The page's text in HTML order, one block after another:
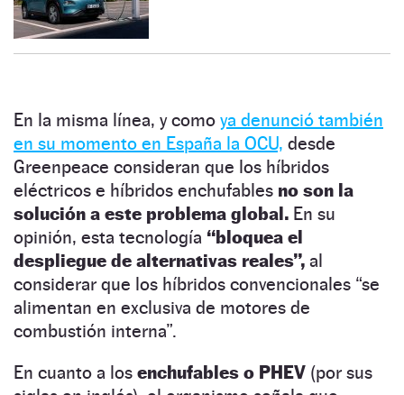
En la misma línea, y como ya denunció también
en su momento en España la OCU, desde
Greenpeace consideran que los híbridos
eléctricos e híbridos enchufables no son la
solución a este problema global. En su
opinión, esta tecnología “bloquea el
despliegue de alternativas reales”, al
considerar que los híbridos convencionales “se
alimentan en exclusiva de motores de
combustión interna”.
En cuanto a los enchufables o PHEV (por sus